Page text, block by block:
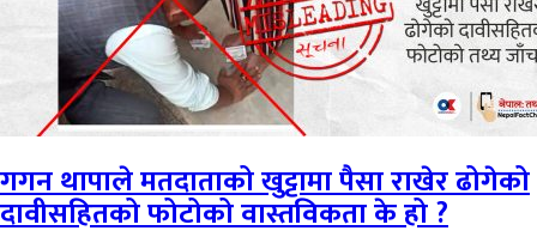
गगन थापाले मतदाताको खुट्टामा पैसा राखेर ढोगेको
दावीसहितको फोटोको वास्तविकता के हो ?